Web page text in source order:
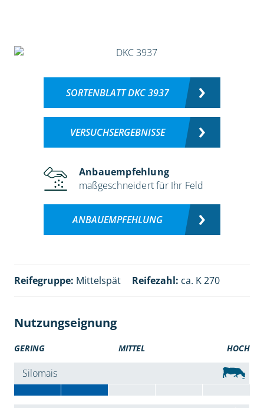
SORTENBLATT DKC 3937
VERSUCHSERGEBNISSE
Anbauempfehlung
maßgeschneidert für Ihr Feld
ANBAUEMPFEHLUNG
Reifegruppe: Mittelspät Reifezahl: ca. K 270
Nutzungseignung
GERING MITTEL HOCH
Silomais